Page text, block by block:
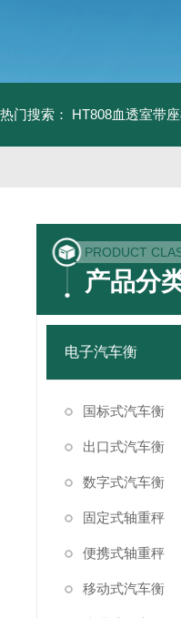
热门搜索： HT808血透室带
PRODUCT
产品分
电子汽车衡
国标式汽车衡
出口式汽车衡
数字式汽车衡
固定式轴重秤
便携式轴重秤
移动式汽车衡